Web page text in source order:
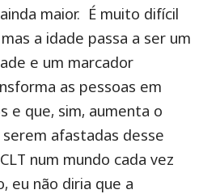
maior. É muito difícil
a idade passa a ser um
e um marcador
as pessoas em
e que, sim, aumenta o
afastadas desse
num mundo cada vez
eu não diria que a